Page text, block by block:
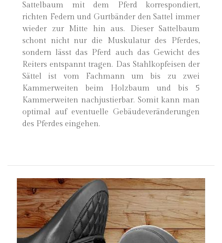
Sattelbaum mit dem Pferd korrespondiert,
richten Federn und Gurtbänder den Sattel immer
wieder zur Mitte hin aus. Dieser Sattelbaum
schont nicht nur die Muskulatur des Pferdes,
sondern lässt das Pferd auch das Gewicht des
Reiters entspannt tragen. Das Stahlkopfeisen der
Sättel ist vom Fachmann um bis zu zwei
Kammerweiten beim Holzbaum und bis 5
Kammerweiten nachjustierbar. Somit kann man
optimal auf eventuelle Gebäudeveränderungen
des Pferdes eingehen.